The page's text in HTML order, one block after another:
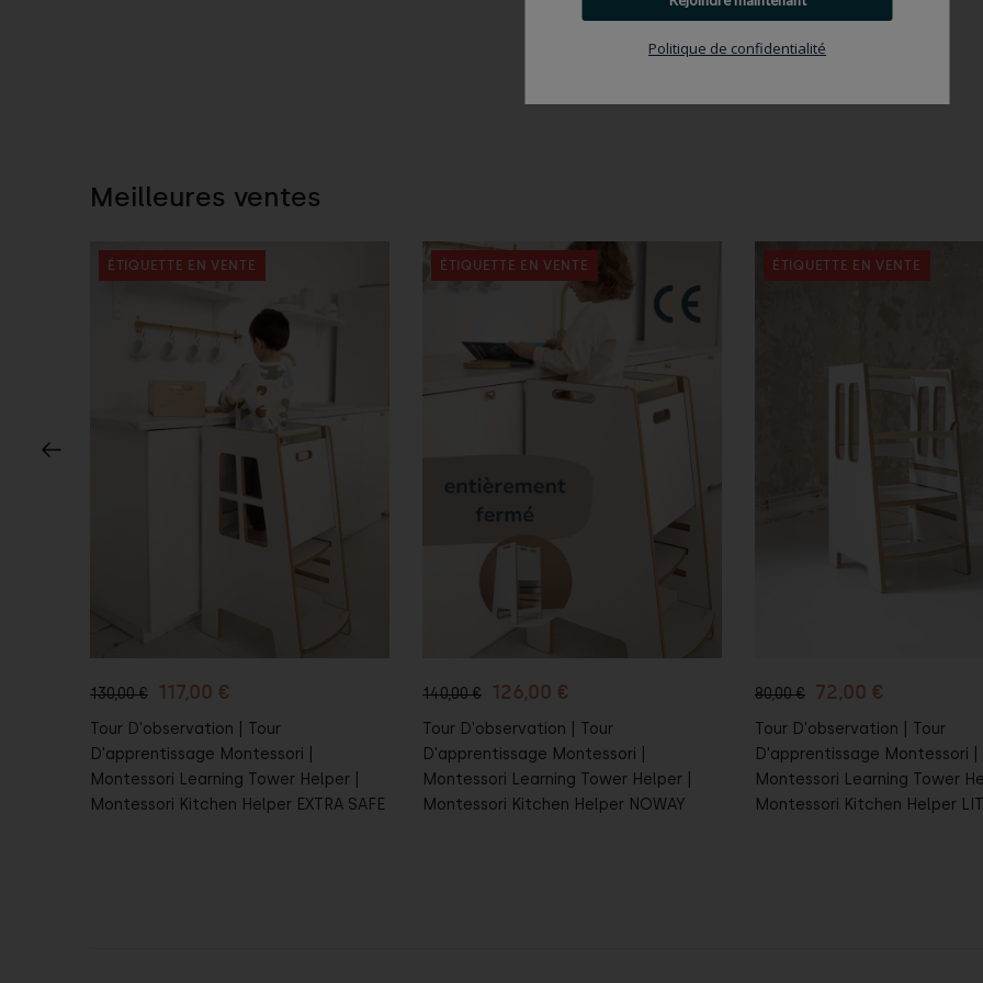
Meilleures ventes
ÉTIQUETTE EN VENTE
130,00 € 117,00 €
Tour D'observation | Tour
D'apprentissage Montessori |
Montessori Learning Tower Helper |
Montessori Kitchen Helper EXTRA SAFE
Au panier
ÉTIQUETTE EN VENTE
140,00 € 126,00 €
Tour D'observation | Tour
D'apprentissage Montessori |
Montessori Learning Tower Helper |
Montessori Kitchen Helper NOWAY
ÉTIQUETTE EN VENTE
80,00 € 72,00 €
Tour D'observation | Tour
D'apprentissage Montessori |
Montessori Learning Tower
Montessori Kitchen Helper
Politique de confidentialité